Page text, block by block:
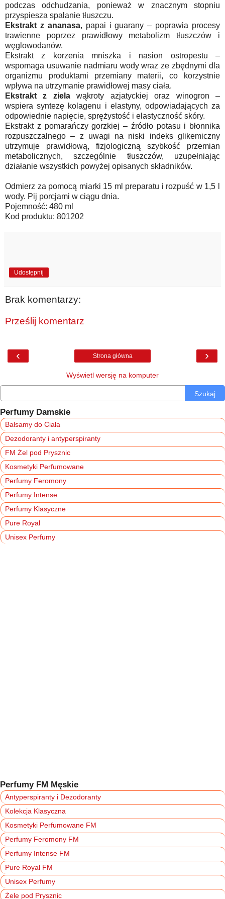
podczas odchudzania, ponieważ w znacznym stopniu
przyspiesza spalanie tłuszczu.
Ekstrakt z ananasa, papai i guarany – poprawia procesy
trawienne poprzez prawidłowy metabolizm tłuszczów i
węglowodanów.
Ekstrakt z korzenia mniszka i nasion ostropestu –
wspomaga usuwanie nadmiaru wody wraz ze zbędnymi dla
organizmu produktami przemiany materii, co korzystnie
wpływa na utrzymanie prawidłowej masy ciała.
Ekstrakt z zielawąkroty azjatyckiej oraz winogron –
wspiera syntezę kolagenu i elastyny, odpowiadających za
odpowiednie napięcie, sprężystość i elastyczność skóry.
Ekstrakt z pomarańczy gorzkiej – źródło potasu i błonnika
rozpuszczalnego – z uwagi na niski indeks glikemiczny
utrzymuje prawidłową, fizjologiczną szybkość przemian
metabolicznych, szczególnie tłuszczów, uzupełniając
działanie wszystkich powyżej opisanych składników.
Odmierz za pomocą miarki 15 ml preparatu i rozpuść w 1,5 l
wody. Pij porcjami w ciągu dnia.
Pojemność: 480 ml
Kod produktu: 801202
Udostępnij
Brak komentarzy:
Prześlij komentarz
‹ ›
Strona główna
Wyświetl wersję na komputer
Szukaj
Perfumy Damskie
Balsamy do Ciała
Dezodoranty i antyperspiranty
FM Żel pod Prysznic
Kosmetyki Perfumowane
Perfumy Feromony
Perfumy Intense
Perfumy Klasyczne
Pure Royal
Unisex Perfumy
Perfumy FM Męskie
Antyperspiranty i Dezodoranty
Kolekcja Klasyczna
Kosmetyki Perfumowane FM
Perfumy Feromony FM
Perfumy Intense FM
Pure Royal FM
Unisex Perfumy
Żele pod Prysznic